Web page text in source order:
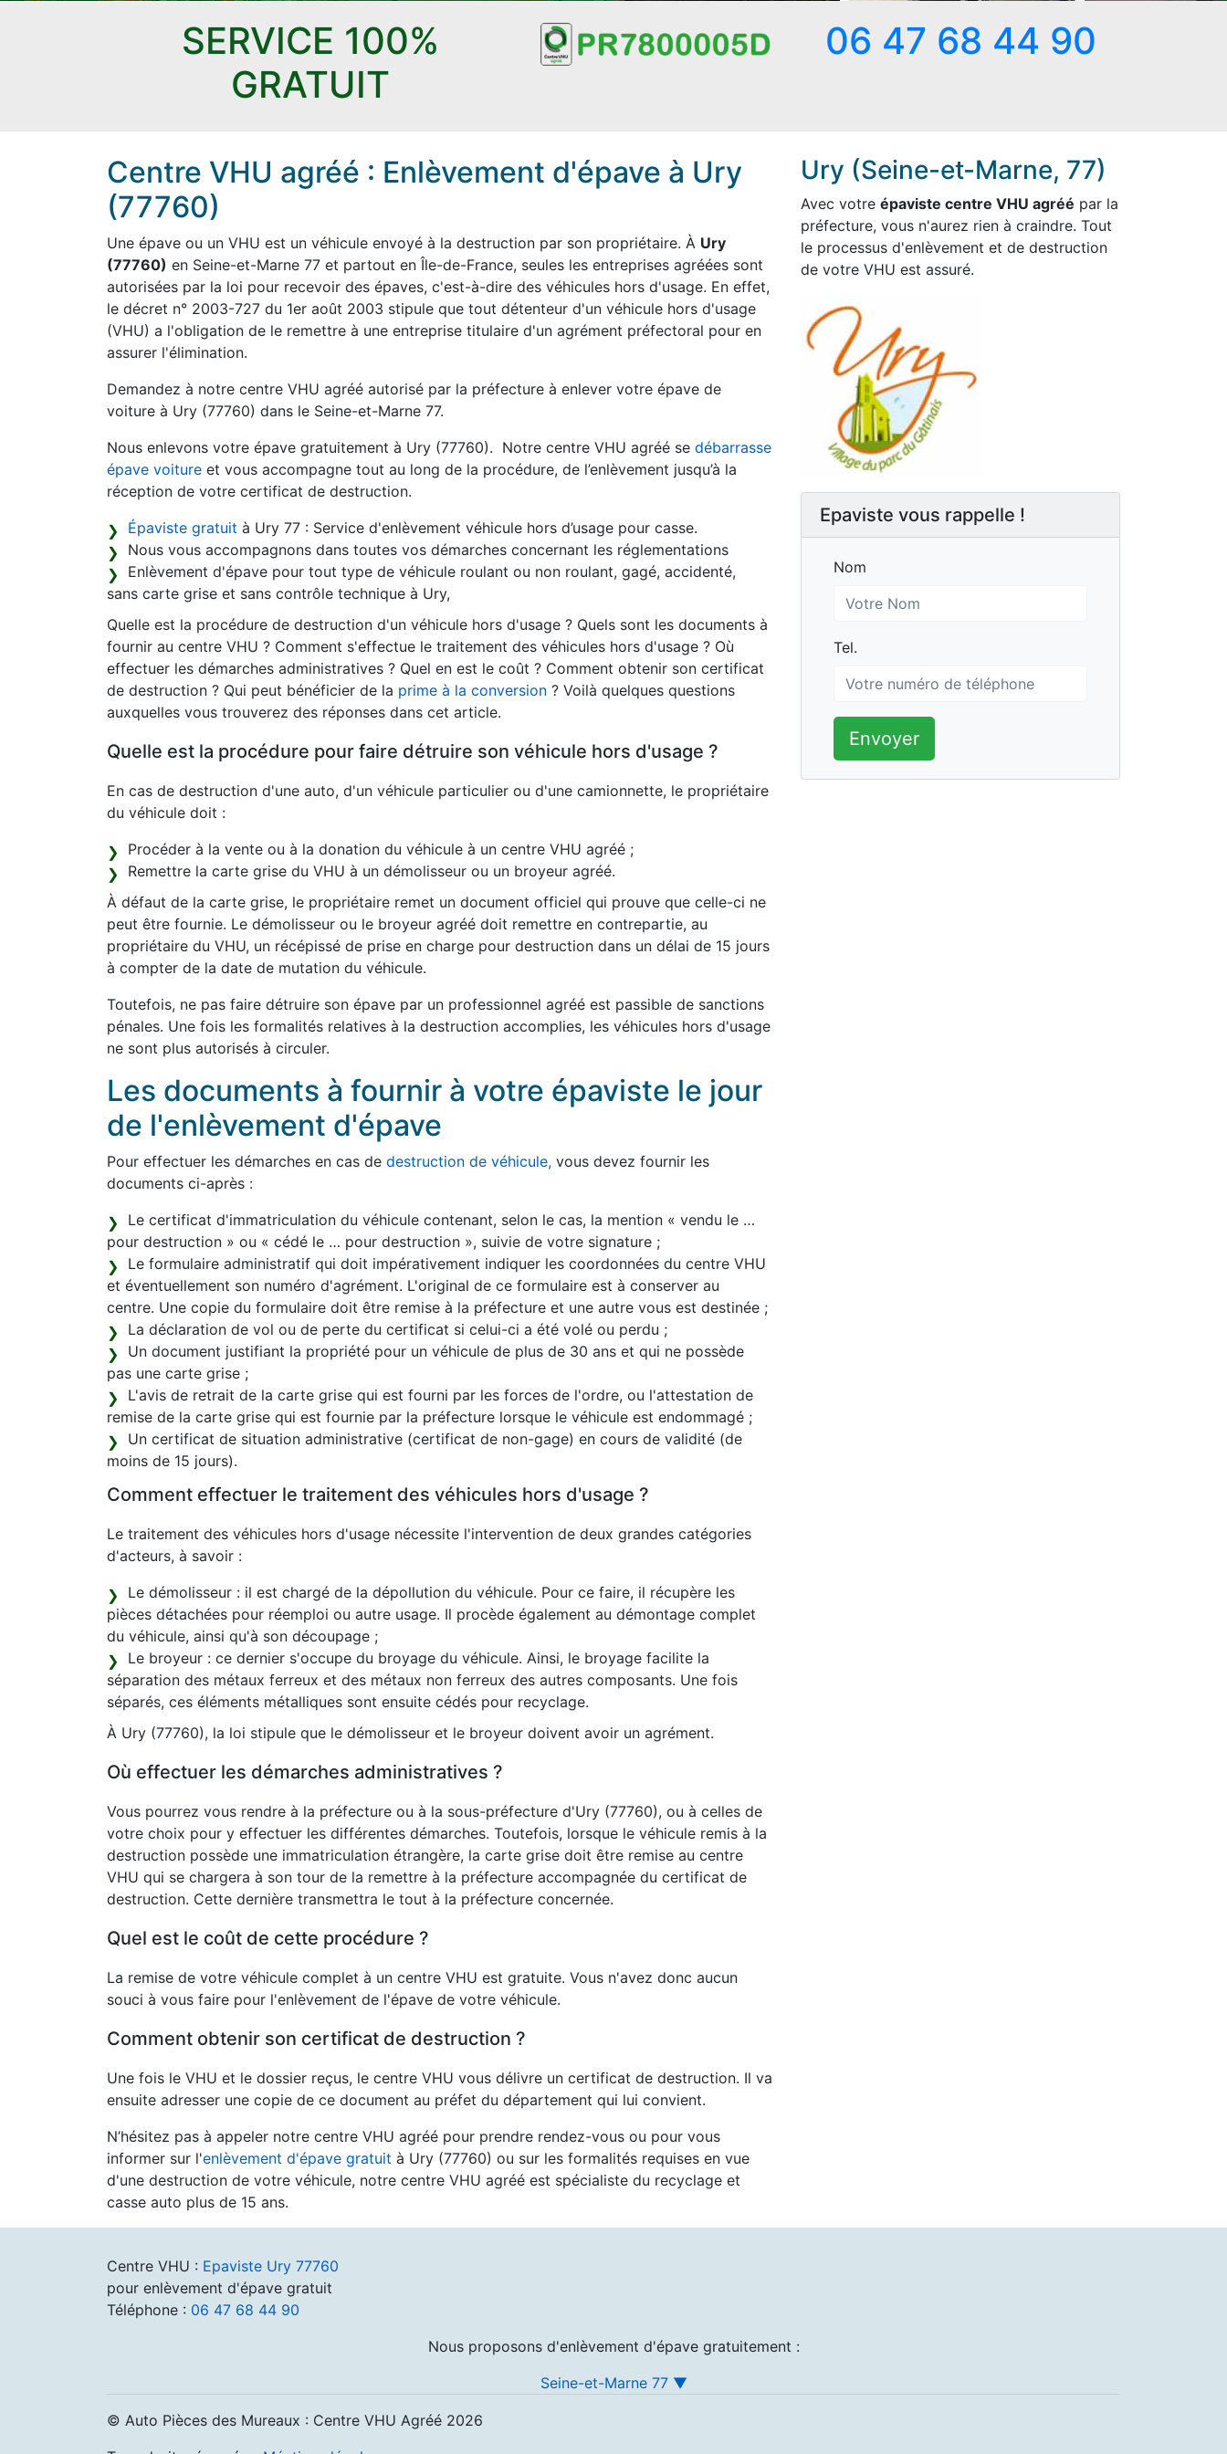
SERVICE 100%
GRATUIT
06 47 68 44 90
Centre VHU agréé : Enlèvement d'épave à Ury
(77760)
Une épave ou un VHU est un véhicule envoyé à la destruction par son propriétaire. À Ury
(77760) en Seine-et-Marne 77 et partout en Île-de-France, seules les entreprises agréées sont
autorisées par la loi pour recevoir des épaves, c'est-à-dire des véhicules hors d'usage. En effet,
le décret n° 2003-727 du 1er août 2003 stipule que tout détenteur d'un véhicule hors d'usage
(VHU) a l'obligation de le remettre à une entreprise titulaire d'un agrément préfectoral pour en
assurer l'élimination.
Demandez à notre centre VHU agréé autorisé par la préfecture à enlever votre épave de
voiture à Ury (77760) dans le Seine-et-Marne 77.
Nous enlevons votre épave gratuitement à Ury (77760). Notre centre VHU agréé se débarrasse
épave voiture et vous accompagne tout au long de la procédure, de l’enlèvement jusqu’à la
réception de votre certificat de destruction.
Épaviste gratuit à Ury 77 : Service d'enlèvement véhicule hors d’usage pour casse.
Nous vous accompagnons dans toutes vos démarches concernant les réglementations
Enlèvement d'épave pour tout type de véhicule roulant ou non roulant, gagé, accidenté,
sans carte grise et sans contrôle technique à Ury,
Quelle est la procédure de destruction d'un véhicule hors d'usage ? Quels sont les documents à
fournir au centre VHU ? Comment s'effectue le traitement des véhicules hors d'usage ? Où
effectuer les démarches administratives ? Quel en est le coût ? Comment obtenir son certificat
de destruction ? Qui peut bénéficier de la prime à la conversion ? Voilà quelques questions
auxquelles vous trouverez des réponses dans cet article.
Quelle est la procédure pour faire détruire son véhicule hors d'usage ?
En cas de destruction d'une auto, d'un véhicule particulier ou d'une camionnette, le propriétaire
du véhicule doit :
Procéder à la vente ou à la donation du véhicule à un centre VHU agréé ;
Remettre la carte grise du VHU à un démolisseur ou un broyeur agréé.
À défaut de la carte grise, le propriétaire remet un document officiel qui prouve que celle-ci ne
peut être fournie. Le démolisseur ou le broyeur agréé doit remettre en contrepartie, au
propriétaire du VHU, un récépissé de prise en charge pour destruction dans un délai de 15 jours
à compter de la date de mutation du véhicule.
Toutefois, ne pas faire détruire son épave par un professionnel agréé est passible de sanctions
pénales. Une fois les formalités relatives à la destruction accomplies, les véhicules hors d'usage
ne sont plus autorisés à circuler.
Les documents à fournir à votre épaviste le jour
de l'enlèvement d'épave
Pour effectuer les démarches en cas de destruction de véhicule, vous devez fournir les
documents ci-après :
Le certificat d'immatriculation du véhicule contenant, selon le cas, la mention « vendu le …
pour destruction » ou « cédé le … pour destruction », suivie de votre signature ;
Le formulaire administratif qui doit impérativement indiquer les coordonnées du centre VHU
et éventuellement son numéro d'agrément. L'original de ce formulaire est à conserver au
centre. Une copie du formulaire doit être remise à la préfecture et une autre vous est destinée ;
La déclaration de vol ou de perte du certificat si celui-ci a été volé ou perdu ;
Un document justifiant la propriété pour un véhicule de plus de 30 ans et qui ne possède
pas une carte grise ;
L'avis de retrait de la carte grise qui est fourni par les forces de l'ordre, ou l'attestation de
remise de la carte grise qui est fournie par la préfecture lorsque le véhicule est endommagé ;
Un certificat de situation administrative (certificat de non-gage) en cours de validité (de
moins de 15 jours).
Comment effectuer le traitement des véhicules hors d'usage ?
Le traitement des véhicules hors d'usage nécessite l'intervention de deux grandes catégories
d'acteurs, à savoir :
Le démolisseur : il est chargé de la dépollution du véhicule. Pour ce faire, il récupère les
pièces détachées pour réemploi ou autre usage. Il procède également au démontage complet
du véhicule, ainsi qu'à son découpage ;
Le broyeur : ce dernier s'occupe du broyage du véhicule. Ainsi, le broyage facilite la
séparation des métaux ferreux et des métaux non ferreux des autres composants. Une fois
séparés, ces éléments métalliques sont ensuite cédés pour recyclage.
À Ury (77760), la loi stipule que le démolisseur et le broyeur doivent avoir un agrément.
Où effectuer les démarches administratives ?
Vous pourrez vous rendre à la préfecture ou à la sous-préfecture d'Ury (77760), ou à celles de
votre choix pour y effectuer les différentes démarches. Toutefois, lorsque le véhicule remis à la
destruction possède une immatriculation étrangère, la carte grise doit être remise au centre
VHU qui se chargera à son tour de la remettre à la préfecture accompagnée du certificat de
destruction. Cette dernière transmettra le tout à la préfecture concernée.
Quel est le coût de cette procédure ?
La remise de votre véhicule complet à un centre VHU est gratuite. Vous n'avez donc aucun
souci à vous faire pour l'enlèvement de l'épave de votre véhicule.
Comment obtenir son certificat de destruction ?
Une fois le VHU et le dossier reçus, le centre VHU vous délivre un certificat de destruction. Il va
ensuite adresser une copie de ce document au préfet du département qui lui convient.
N’hésitez pas à appeler notre centre VHU agréé pour prendre rendez-vous ou pour vous
informer sur l'enlèvement d'épave gratuit à Ury (77760) ou sur les formalités requises en vue
d'une destruction de votre véhicule, notre centre VHU agréé est spécialiste du recyclage et
casse auto plus de 15 ans.
Ury (Seine-et-Marne, 77)
Avec votre épaviste centre VHU agréé par la
préfecture, vous n'aurez rien à craindre. Tout
le processus d'enlèvement et de destruction
de votre VHU est assuré.
Epaviste vous rappelle !
Nom
Nom
Tel.
Tel.
Envoyer
Centre VHU : Epaviste Ury 77760
pour enlèvement d'épave gratuit
Téléphone : 06 47 68 44 90
Nous proposons d'enlèvement d'épave gratuitement :
Seine-et-Marne 77 ▼
© Auto Pièces des Mureaux : Centre VHU Agréé 2026